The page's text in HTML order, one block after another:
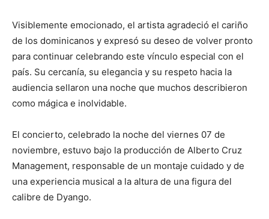
Visiblemente emocionado, el artista agradeció el cariño
de los dominicanos y expresó su deseo de volver pronto
para continuar celebrando este vínculo especial con el
país. Su cercanía, su elegancia y su respeto hacia la
audiencia sellaron una noche que muchos describieron
como mágica e inolvidable.
El concierto, celebrado la noche del viernes 07 de
noviembre, estuvo bajo la producción de Alberto Cruz
Management, responsable de un montaje cuidado y de
una experiencia musical a la altura de una figura del
calibre de Dyango.